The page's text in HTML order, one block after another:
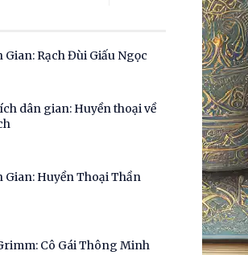
Gian: Rạch Đùi Giấu Ngọc
dân gian: Huyền thoại về
Gian: Huyền Thoại Thần
Cô Gái Thông Minh